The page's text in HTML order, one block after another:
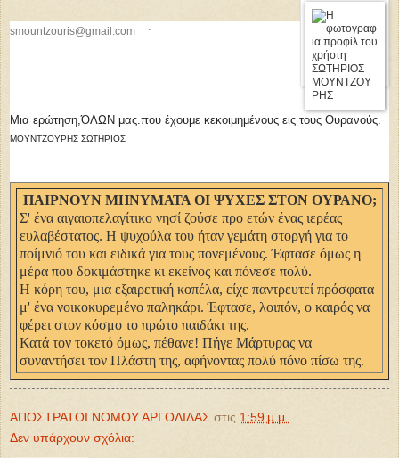
smountzouris@gmail.com "
Μια ερώτηση,ΌΛΩΝ μας.που έχουμε κεκοιμημένους εις τους Ουρανούς.
ΜΟΥΝΤΖΟΥΡΗΣ ΣΩΤΗΡΙΟΣ
ΠΑΙΡΝΟΥΝ ΜΗΝΥΜΑΤΑ ΟΙ ΨΥΧΕΣ ΣΤΟΝ ΟΥΡΑΝΟ;
Σ' ένα αιγαιοπελαγίτικο νησί ζούσε προ ετών ένας ιερέας
ευλαβέστατος. Η ψυχούλα του ήταν γεμάτη στοργή για το
ποίμνιό του και ειδικά για τους πονεμένους. Έφτασε όμως η
μέρα που δοκιμάστηκε κι εκείνος και πόνεσε πολύ.
Η κόρη του, μια εξαιρετική κοπέλα, είχε παντρευτεί πρόσφατα
μ' ένα νοικοκυρεμένο παληκάρι. Έφτασε, λοιπόν, ο καιρός να
φέρει στον κόσμο το πρώτο παιδάκι της.
Κατά τον τοκετό όμως, πέθανε! Πήγε Μάρτυρας να
συναντήσει τον Πλάστη της, αφήνοντας πολύ πόνο πίσω της.
ΑΠΟΣΤΡΑΤΟΙ ΝΟΜΟΥ ΑΡΓΟΛΙΔΑΣ στις 1:59 μ.μ.
Δεν υπάρχουν σχόλια: